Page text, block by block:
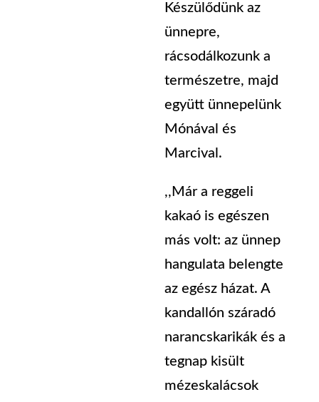
Készülődünk az
ünnepre,
rácsodálkozunk a
természetre, majd
együtt ünnepelünk
Mónával és
Marcival.
,,Már a reggeli
kakaó is egészen
más volt: az ünnep
hangulata belengte
az egész házat. A
kandallón száradó
narancskarikák és a
tegnap kisült
mézeskalácsok